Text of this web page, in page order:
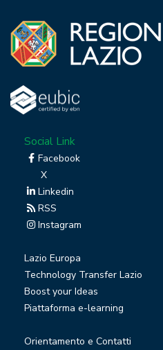
Social Link
Facebook
X
Linkedin
RSS
Instagram
Lazio Europa
Technology Transfer Lazio
Boost your Ideas
Piattaforma e-learning
Orientamento e Contatti